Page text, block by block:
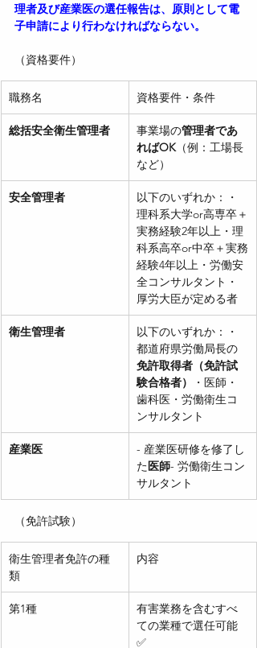
理者及び産業医の選任報告は、原則として電
子申請により行わなければならない。
（資格要件）
職務名 資格要件・条件
総括安全衛生管理者 事業場の管理者であ
ればOK （例：工場長
など）
安全管理者
以下のいずれか：・
理科系大学or高専卒＋
実務経験2年以上・理
科系高卒or中卒＋実務
経験4年以上・労働安
全コンサルタント・
厚労大臣が定める者
衛生管理者
以下のいずれか：・
都道府県労働局長の
免許取得者（免許試
験合格者）
・医師・
歯科医・労働衛生コ
ンサルタント
産業医
- 産業医研修を修了し
た医師- 労働衛生コン
サルタント
（免許試験）
衛生管理者免許の種
類
内容
第1種
有害業務を含むすべ
ての業種で選任可能
✅